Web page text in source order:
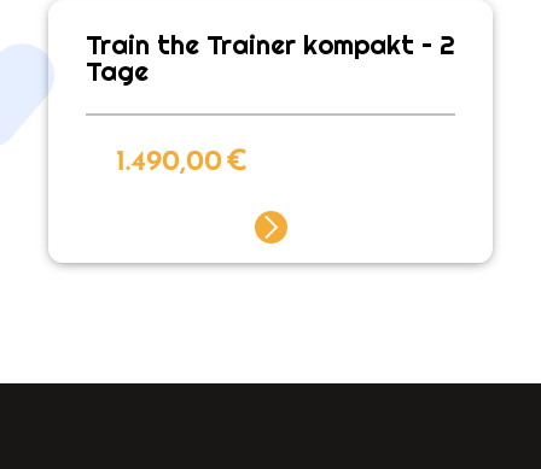
Train the Trainer kompakt – 2
Tage
1.490,00€